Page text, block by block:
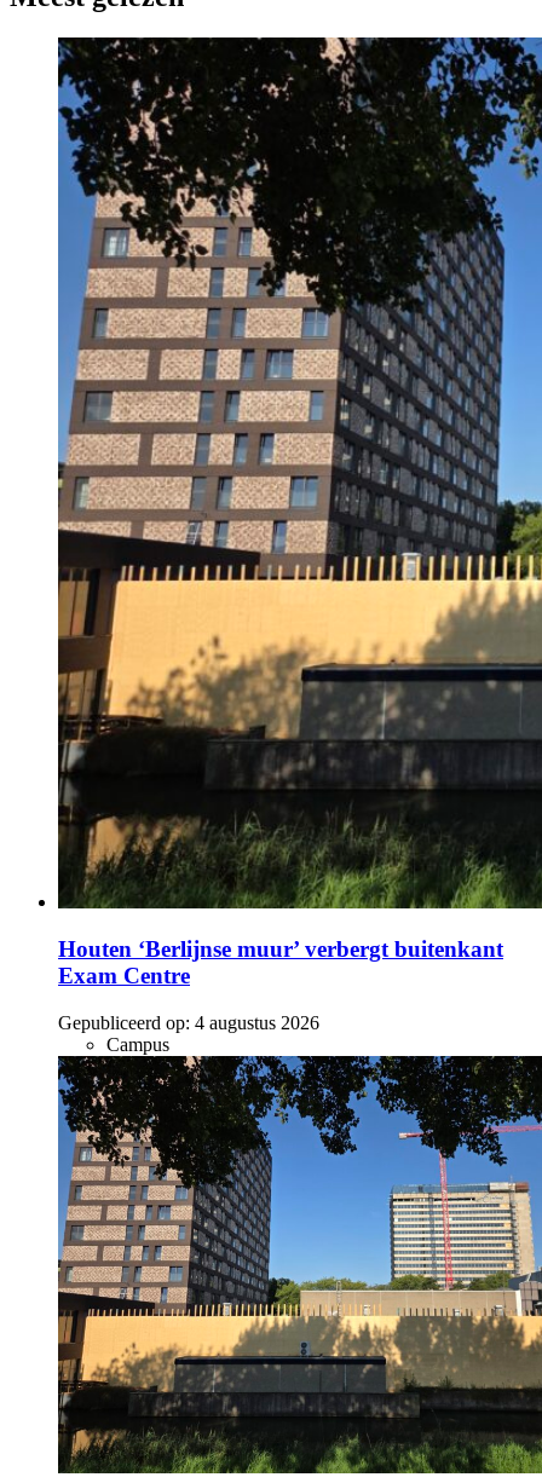
Houten ‘Berlijnse muur’ verbergt buitenkant
Exam Centre
Gepubliceerd op: 4 augustus 2026
Campus